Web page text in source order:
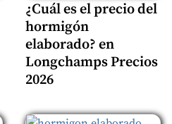
¿Cuál es el precio del
hormigón
elaborado? en
Longchamps Precios
2026